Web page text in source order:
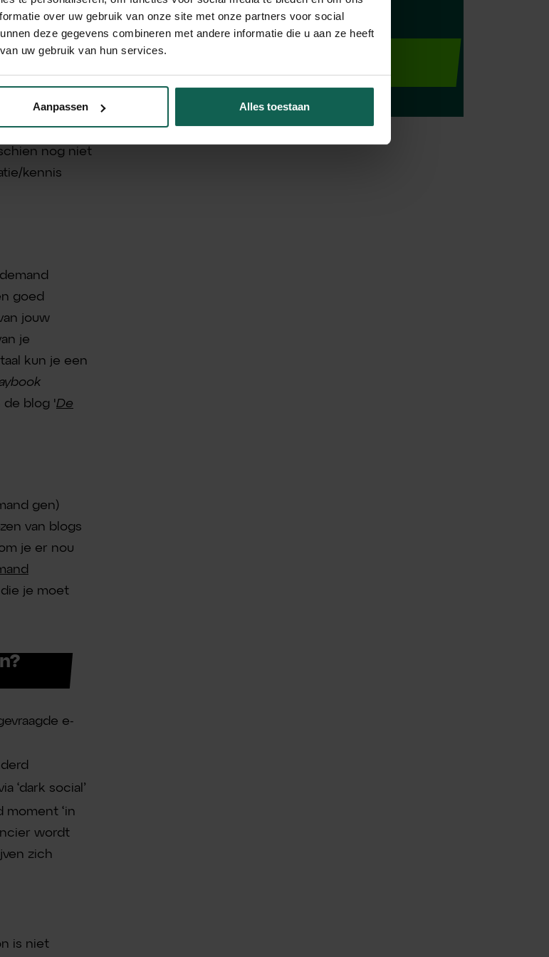
over uw gebruik van onze site met onze partners voor social
deze gegevens combineren met andere informatie die u aan ze heeft
uw gebruik van hun services.
Aanpassen Alles toestaan
waarom
contacten.
fasen van de
wijze inzet,
nog niet
kennis
goed
jouw
je
kun je een
de blog 'De
gen)
van blogs
je er nou
je moet
e-
‘dark social’
moment ‘in
wordt
zich
is niet